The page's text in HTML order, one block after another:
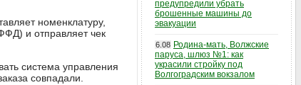
номенклатуру,
и отправляет чек
система управления
совпадали.
предупредили убрать
брошенные машины до
эвакуации
6.08 Родина-мать, Волжские
паруса, шлюз №1: как
украсили стройку под
Волгоградским вокзалом